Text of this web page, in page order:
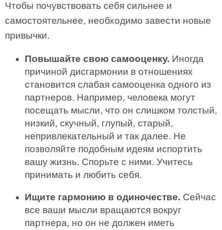
Чтобы почувствовать себя сильнее и
самостоятельнее, необходимо завести новые
привычки.
Повышайте свою самооценку. Иногда
причиной дисгармонии в отношениях
становится слабая самооценка одного из
партнеров. Например, человека могут
посещать мысли, что он слишком толстый,
низкий, скучный, глупый, старый,
непривлекательный и так далее. Не
позволяйте подобным идеям испортить
вашу жизнь. Спорьте с ними. Учитесь
принимать и любить себя.
Ищите гармонию в одиночестве. Сейчас
все ваши мысли вращаются вокруг
партнера, но он не должен иметь